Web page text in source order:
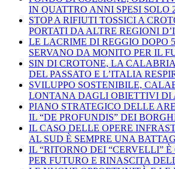
IN QUATTRO ANNI SPESI SOLO
STOP A RIFIUTI TOSSICI A
PORTATI DA ALTRE REGIONI
LE LACRIME DI REGGIO DOPO
SERVANO DA MONITO PER IL
SIN DI CROTONE, LA
DEL PASSATO E L’ITALIA
SVILUPPO SOSTENIBILE,
LONTANA DAGLI OBIETTIVI DI
PIANO STRATEGICO DELLE
IL “DE PROFUNDIS” DEI
IL CASO DELLE OPERE
AL SUD È SEMPRE UNA
IL “RITORNO DEI “CERVELLI”
PER FUTURO E RINASCITA